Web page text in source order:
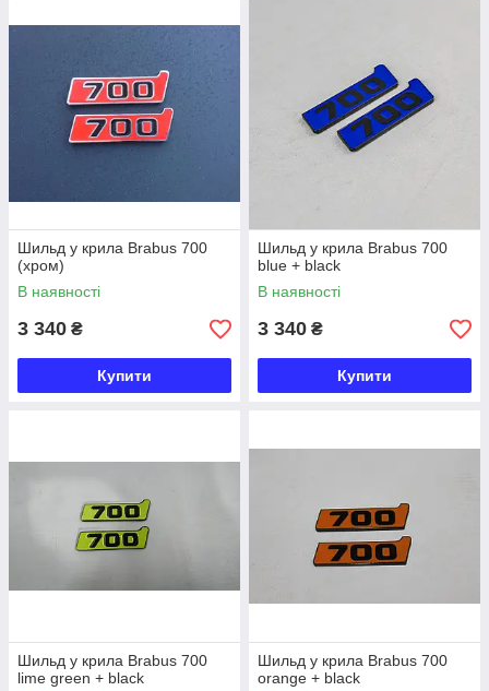
Шильд у крила Brabus 700
(хром)
В наявності
3 340 ₴
Купити
Шильд у крила Brabus 700
blue + black
В наявності
3 340 ₴
Купити
Шильд у крила Brabus 700
lime green + black
Шильд у крила Brabus 700
orange + black